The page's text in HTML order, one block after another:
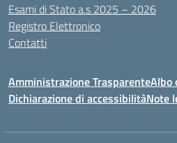
Esami di Stato a.s 2025 – 2026
Registro Elettronico
Contatti
Amministrazione TrasparenteAlbo
Dichiarazione di accessibilitàNote